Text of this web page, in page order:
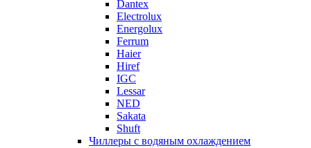
Dantex
Electrolux
Energolux
Ferrum
Haier
Hiref
IGC
Lessar
NED
Sakata
Shuft
Чиллеры с водяным охлаждением